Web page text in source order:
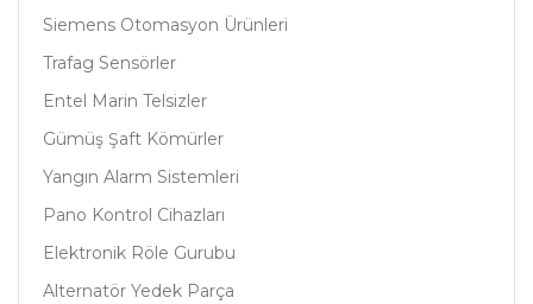
Siemens Otomasyon Ürünleri
Trafag Sensörler
Entel Marin Telsizler
Gümüş Şaft Kömürler
Yangın Alarm Sistemleri
Pano Kontrol Cihazları
Elektronik Röle Gurubu
Alternatör Yedek Parça